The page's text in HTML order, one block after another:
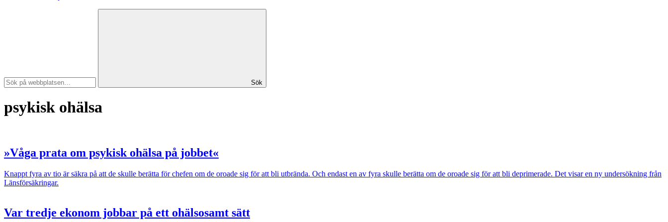
Sök
psykisk ohälsa
»Våga prata om psykisk ohälsa på jobbet«
Knappt fyra av tio är säkra på att de skulle berätta för chefen om de oroade sig för att bli utbrända. Och endast en av fyra skulle berätta om de oroade sig för att bli deprimerade. Det visar en ny undersökning från
Länsförsäkringar.
Var tredje ekonom jobbar på ett ohälsosamt sätt